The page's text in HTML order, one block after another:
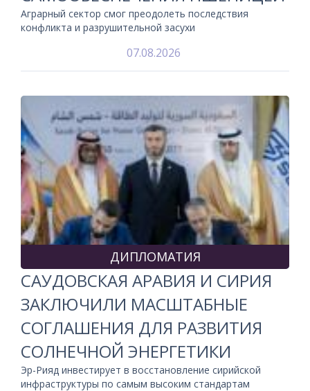
Аграрный сектор смог преодолеть последствия
конфликта и разрушительной засухи
07.08.2026
ДИПЛОМАТИЯ
САУДОВСКАЯ АРАВИЯ И СИРИЯ
ЗАКЛЮЧИЛИ МАСШТАБНЫЕ
СОГЛАШЕНИЯ ДЛЯ РАЗВИТИЯ
СОЛНЕЧНОЙ ЭНЕРГЕТИКИ
Эр-Рияд инвестирует в восстановление сирийской
инфраструктуры по самым высоким стандартам